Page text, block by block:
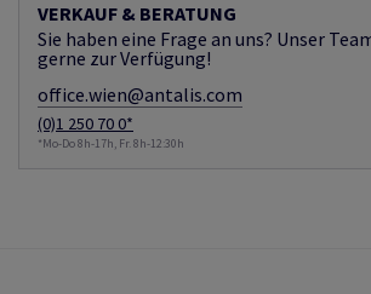
VERKAUF & BERATUNG
Sie haben eine Frage an uns? Unser
gerne zur Verfügung!
office.wien@antalis.com
(0)1 250 70 0*
*Mo-Do 8h-17h, Fr. 8h-12:30h